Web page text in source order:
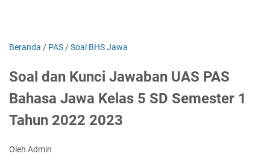
Beranda / PAS /Soal BHS Jawa
Soal dan Kunci Jawaban UAS PAS
Bahasa Jawa Kelas 5 SD Semester 1
Tahun 2022 2023
Oleh Admin